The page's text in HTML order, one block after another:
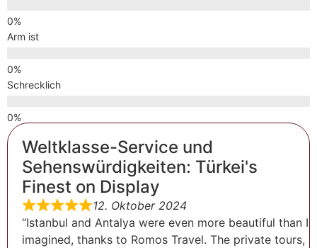
Arm ist
Schrecklich
Weltklasse-Service und
Sehenswürdigkeiten: Türkei's
Finest on Display
12. Oktober 2024
“Istanbul and Antalya were even more beautiful than I
imagined, thanks to Romos Travel. The private tours,